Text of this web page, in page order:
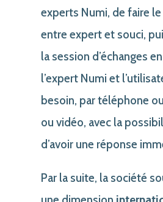
experts Numi, de faire
entre expert et souci,
la session d’échanges
l’expert Numi et
besoin, par téléphone
ou vidéo, avec la
d’avoir une réponse
Par la suite, la société